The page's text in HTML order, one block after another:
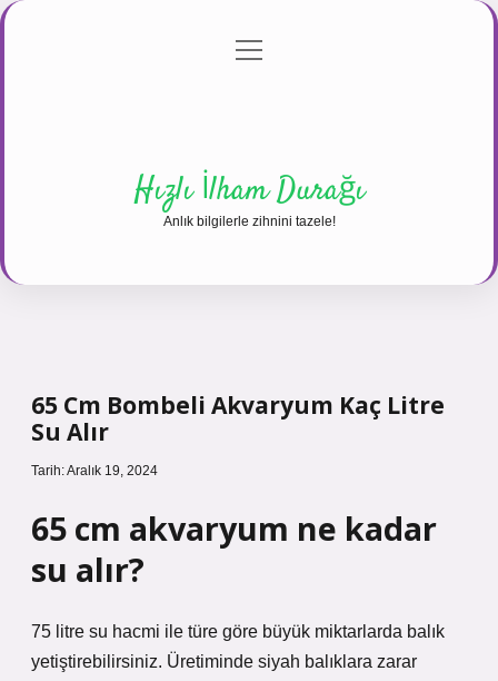
Gizlilik Politikası
menüyü
Hızlı İlham Durağı
Anlık bilgilerle zihnini tazele!
65 Cm Bombeli Akvaryum Kaç Litre
Su Alır
Tarih: Aralık 19, 2024
65 cm akvaryum ne kadar
su alır?
75 litre su hacmi ile türe göre büyük miktarlarda balık
yetiştirebilirsiniz. Üretiminde siyah balıklara zarar